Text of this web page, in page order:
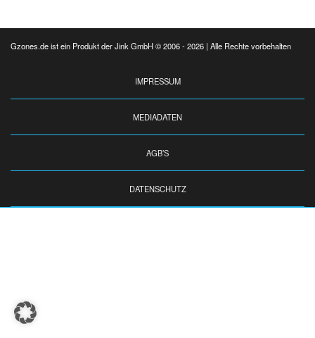
Gzones.de ist ein Produkt der Jink GmbH © 2006 - 2026 | Alle Rechte vorbehalten
IMPRESSUM
MEDIADATEN
AGB’S
DATENSCHUTZ